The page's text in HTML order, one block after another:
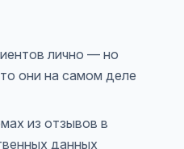
лично — но
они на самом деле
из отзывов в
данных